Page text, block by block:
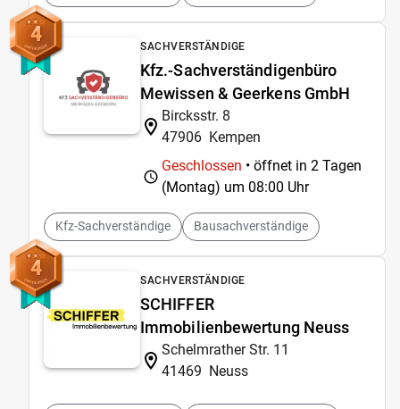
4 SACHVERSTÄNDIGE
Kfz.-Sachverständigenbüro
Mewissen & Geerkens GmbH
Bircksstr. 8
47906 Kempen
Geschlossen • öffnet in 2 Tagen
(Montag) um 08:00 Uhr
Kfz-Sachverständige Bausachverständige
4 SACHVERSTÄNDIGE
SCHIFFER
Immobilienbewertung Neuss
Schelmrather Str. 11
41469 Neuss